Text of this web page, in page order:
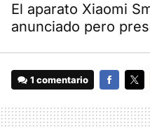
El aparato Xiaomi
anunciado pero
1 comentario